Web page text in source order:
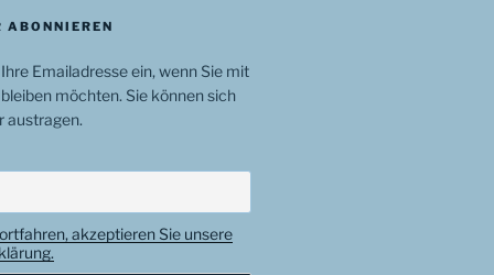
ABONNIEREN
Emailadresse ein, wenn Sie mit
möchten. Sie können sich
austragen.
akzeptieren Sie unsere